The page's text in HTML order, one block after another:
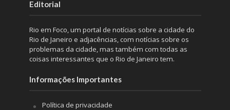
Editorial
Rio em Foco, um portal de notícias sobre a cidade do
Rio de Janeiro e adjacências, com notícias sobre os
problemas da cidade, mas também com todas as
coisas interessantes que o Rio de Janeiro tem.
Informações Importantes
Política de privacidade